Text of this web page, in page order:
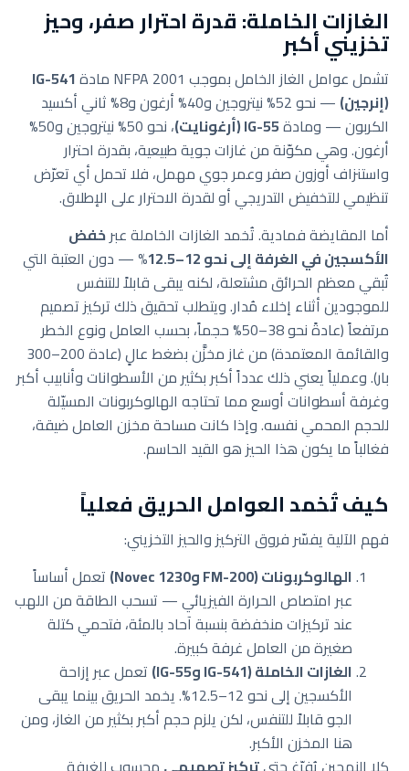
الغازات الخاملة: قدرة احترار صفر، وحيز
تخزيني أكبر
تشمل عوامل الغاز الخامل بموجب NFPA 2001 مادة
IG-541
(إنرجين)
— نحو 52% نيتروجين و40% أرغون و8% ثاني أكسيد
الكربون — ومادةIG-55 (أرغونايت)
، نحو 50% نيتروجين و50%
أرغون. وهي مكوّنة من غازات جوية طبيعية، بقدرة احترار
واستنزاف أوزون صفر وعمر جوي مهمل، فلا تحمل أي تعرّض
تنظيمي للتخفيض التدريجي أو لقدرة الاحترار على الإطلاق.
أما المقايضة فمادية. تُخمد الغازات الخاملة عبرخفض
الأكسجين في الغرفة إلى نحو 12–12.5%
— دون العتبة التي
تُبقي معظم الحرائق مشتعلة، لكنه يبقى قابلاً للتنفس
للموجودين أثناء إخلاء مُدار. ويتطلب تحقيق ذلك تركيز تصميم
مرتفعاً (عادةً نحو 38–50% حجماً، بحسب العامل ونوع الخطر
والقائمة المعتمدة) من غاز مخزَّن بضغط عالٍ (عادة 200–300
بار). وعملياً يعني ذلك عدداً أكبر بكثير من الأسطوانات وأنابيب أكبر
وغرفة أسطوانات أوسع مما تحتاجه الهالوكربونات المسيّلة
للحجم المحمي نفسه. وإذا كانت مساحة مخزن العامل ضيقة،
فغالباً ما يكون هذا الحيز هو القيد الحاسم.
كيف تُخمد العوامل الحريق فعلياً
فهم الآلية يفسّر فروق التركيز والحيز التخزيني:
الهالوكربونات (FM-200 وNovec 1230)
تعمل أساساً
عبر امتصاص الحرارة الفيزيائي — تسحب الطاقة من اللهب
عند تركيزات منخفضة بنسبة آحاد بالمئة، فتحمي كتلة
صغيرة من العامل غرفة كبيرة.
الغازات الخاملة (IG-541 وIG-55)
تعمل عبر إزاحة
الأكسجين إلى نحو 12–12.5%. يخمد الحريق بينما يبقى
الجو قابلاً للتنفس، لكن يلزم حجم أكبر بكثير من الغاز، ومن
هنا المخزن الأكبر.